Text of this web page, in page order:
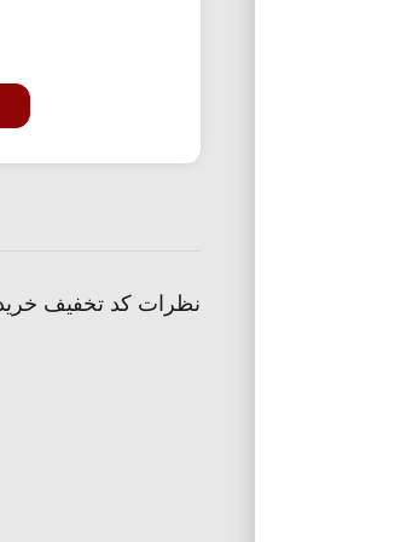
نظرات کد تخفیف